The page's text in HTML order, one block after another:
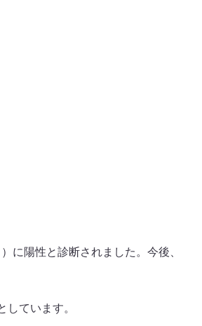
に陽性と診断されました。今後、
ています。